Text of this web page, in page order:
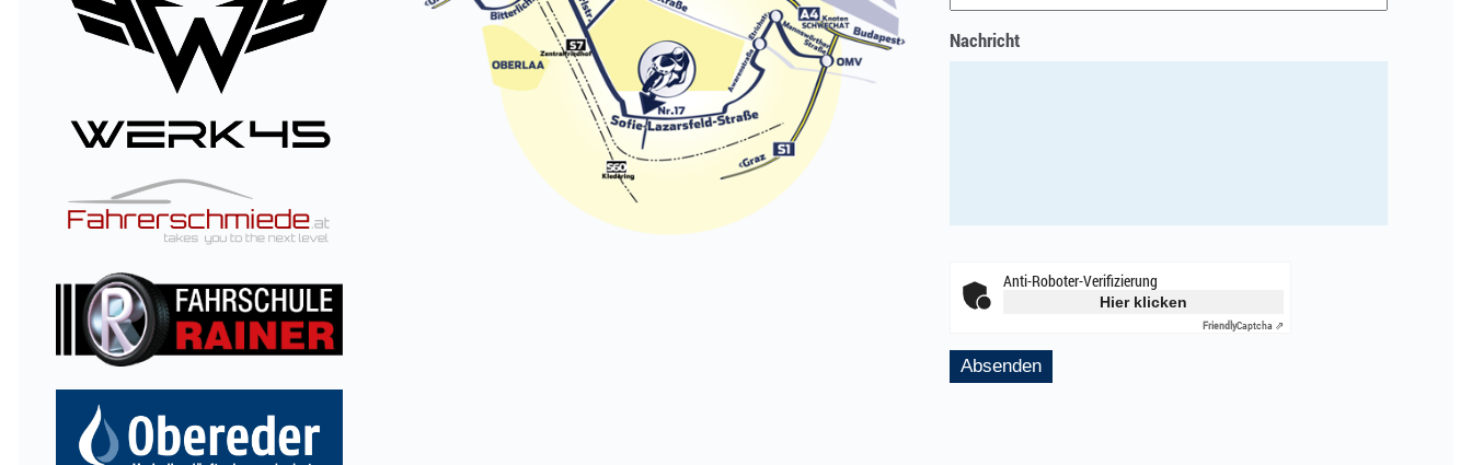
Nachricht
Anti-Roboter-Verifizierung
Hier klicken
FriendlyCaptcha ⇗
Absenden